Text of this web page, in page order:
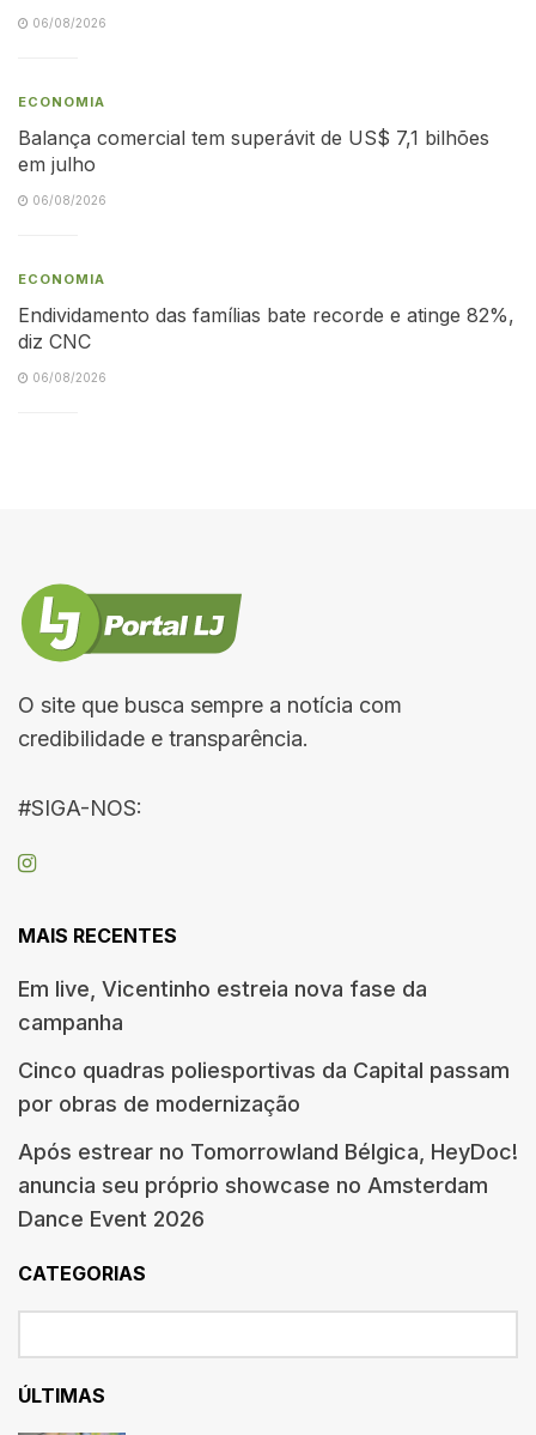
06/08/2026
ECONOMIA
Balança comercial tem superávit de US$ 7,1 bilhões
em julho
06/08/2026
ECONOMIA
Endividamento das famílias bate recorde e atinge 82%,
diz CNC
06/08/2026
O site que busca sempre a notícia com
credibilidade e transparência.
#SIGA-NOS:
MAIS RECENTES
Em live, Vicentinho estreia nova fase da
campanha
Cinco quadras poliesportivas da Capital passam
por obras de modernização
Após estrear no Tomorrowland Bélgica, HeyDoc!
anuncia seu próprio showcase no Amsterdam
Dance Event 2026
CATEGORIAS
ÚLTIMAS